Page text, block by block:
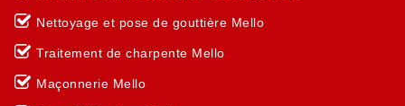
Nettoyage et pose de gouttière Mello
Traitement de charpente Mello
Maçonnerie Mello